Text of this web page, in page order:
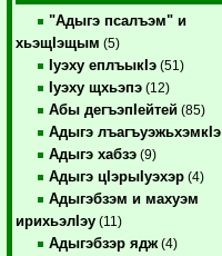
"Адыгэ псалъэм" и
хьэщIэщым (5)
Iуэху еплъыкIэ (51)
Iуэху щхьэпэ (12)
Абы дегъэпIейтей (85)
Адыгэ лъагъуэжьхэмкIэ
Адыгэ хабзэ (9)
Адыгэ цIэрыIуэхэр (4)
Адыгэбзэм и махуэм
ирихьэлIэу (11)
Адыгэбзэр ядж (4)